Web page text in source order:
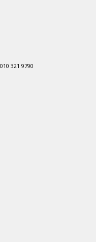
321 9790